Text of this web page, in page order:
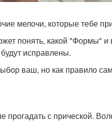
мелочи, которые тебе
понять, какой "Формы" и
исправлены.
ваш, но как правило
прогадать с прической.